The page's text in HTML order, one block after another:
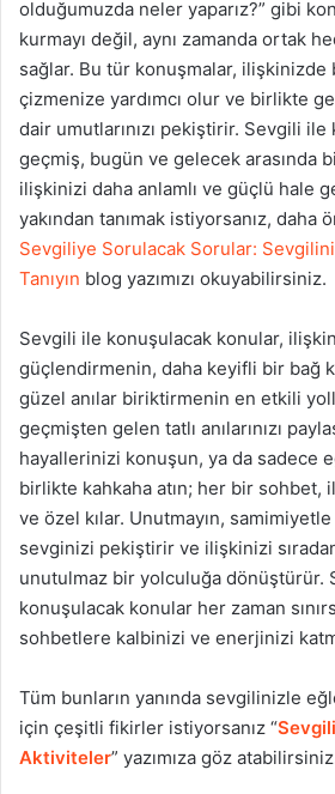
olduğumuzda neler yaparız?” gibi
kurmayı değil, aynı zamanda ortak
sağlar. Bu tür konuşmalar, ilişkinizde
çizmenize yardımcı olur ve birlikte
dair umutlarınızı pekiştirir. Sevgili
geçmiş, bugün ve gelecek arasında
ilişkinizi daha anlamlı ve güçlü hale
yakından tanımak istiyorsanız, daha
Sevgiliye Sorulacak Sorular:
Tanıyın blog yazımızı okuyabilirsiniz.
Sevgili ile konuşulacak konular,
güçlendirmenin, daha keyifli bir bağ
güzel anılar biriktirmenin en etkili
geçmişten gelen tatlı anılarınızı
hayallerinizi konuşun, ya da sadece
birlikte kahkaha atın; her bir sohbet,
ve özel kılar. Unutmayın,
sevginizi pekiştirir ve ilişkinizi
unutulmaz bir yolculuğa dönüştürür.
konuşulacak konular her zaman
sohbetlere kalbinizi ve enerjinizi
Tüm bunların yanında sevgilinizle
için çeşitli fikirler istiyorsanız “
Aktiviteler” yazımıza göz